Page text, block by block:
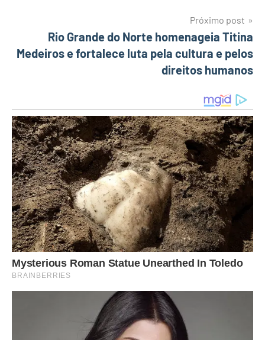
Próximo post
Rio Grande do Norte homenageia Titina
Medeiros e fortalece luta pela cultura e pelos
direitos humanos